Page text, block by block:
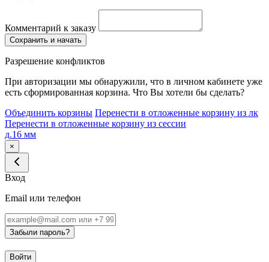
Комментарий к заказу
Сохранить и начать
Разрешение конфликтов
При авторизации мы обнаружили, что в личном кабинете уже
есть сформированная корзина. Что Вы хотели бы сделать?
Объединить корзины Перенести в отложенные корзину из лк
Перенести в отложенные корзину из сессии
д.16 мм
×
Вход
Email или телефон
Забыли пароль?
Войти